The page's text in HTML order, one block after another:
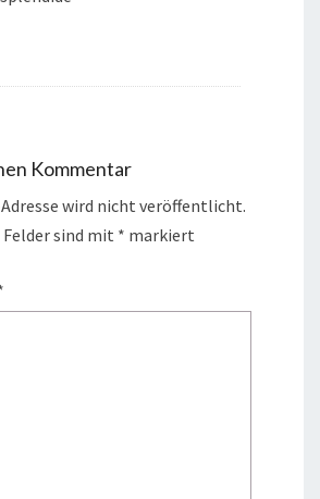
Kommentar
wird nicht veröffentlicht.
sind mit * markiert